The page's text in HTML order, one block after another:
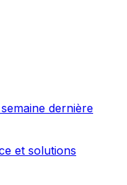
dernière
et solutions